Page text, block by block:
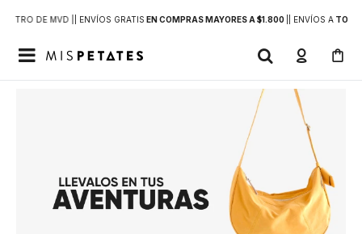
DE MVD | | ENVÍOS GRATIS EN COMPRAS MAYORES A $1.800 | ENVÍOS ATODO
